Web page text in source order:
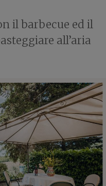
il barbecue ed il
all’aria